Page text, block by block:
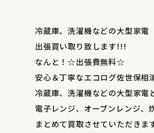
冷蔵庫、洗濯機などの大型家電
出張買い取り致します!!!
なんと！☆出張費無料☆
安心＆丁寧なエコログ佐世保相
冷蔵庫、洗濯機などの大型家電
電子レンジ、オーブンレンジ、
まとめて買取させていただきま